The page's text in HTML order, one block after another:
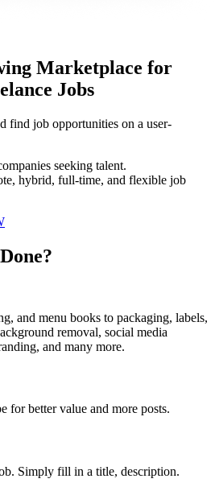
Marketplace for
Jobs
find job opportunities on a user-
seeking talent.
hybrid, full-time, and flexible job
and menu books to packaging, labels,
removal, social media
and many more.
for better value and more posts.
Simply fill in a title, description.